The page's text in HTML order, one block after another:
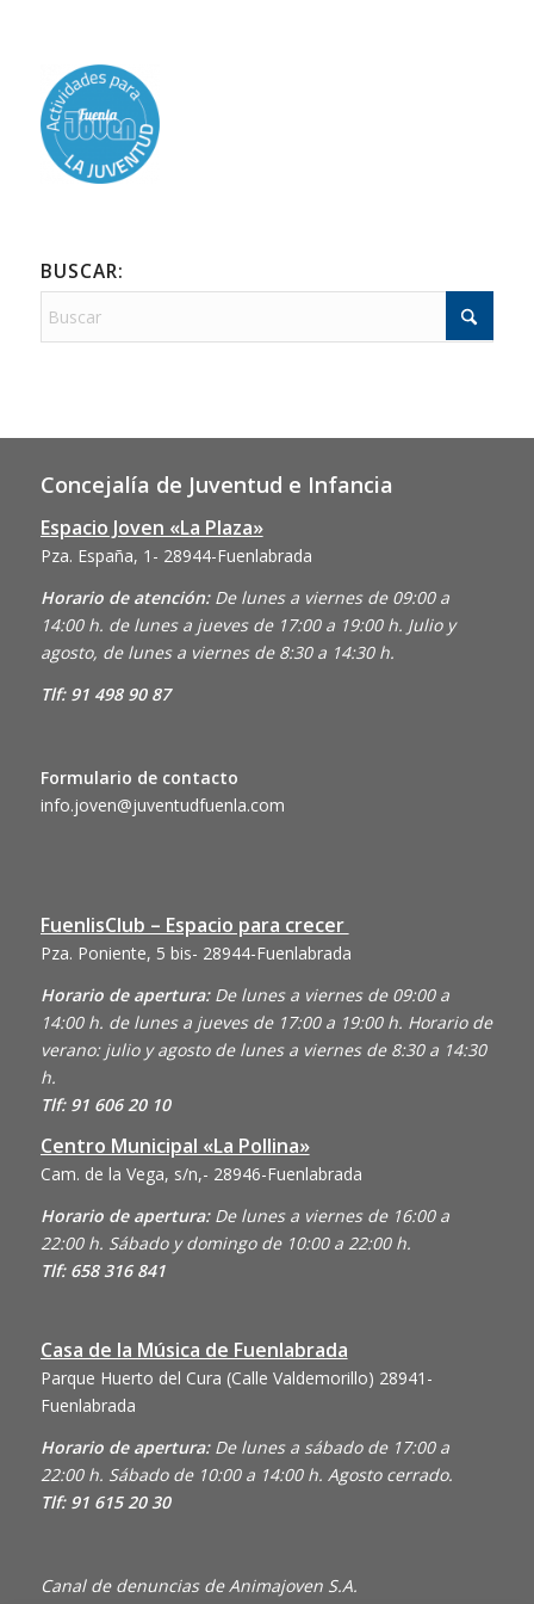
BUSCAR:
Concejalía de Juventud e Infancia
Espacio Joven «La Plaza»
Pza. España, 1- 28944-Fuenlabrada
Horario de atención: De lunes a viernes de 09:00 a
14:00 h. de lunes a jueves de 17:00 a 19:00 h. Julio y
agosto, de lunes a viernes de 8:30 a 14:30 h.
Tlf: 91 498 90 87
Formulario de contacto
info.joven@juventudfuenla.com
FuenlisClub – Espacio para crecer
Pza. Poniente, 5 bis- 28944-Fuenlabrada
Horario de apertura:De lunes a viernes de 09:00 a
14:00 h. de lunes a jueves de 17:00 a 19:00 h. Horario de
verano: julio y agosto de lunes a viernes de 8:30 a 14:30
h.
Tlf: 91 606 20 10
Centro Municipal «La Pollina»
Cam. de la Vega, s/n,- 28946-Fuenlabrada
Horario de apertura: De lunes a viernes de 16:00 a
22:00 h. Sábado y domingo de 10:00 a 22:00 h.
Tlf: 658 316 841
Casa de la Música de Fuenlabrada
Parque Huerto del Cura (Calle Valdemorillo) 28941-
Fuenlabrada
Horario de apertura: De lunes a sábado de 17:00 a
22:00 h. Sábado de 10:00 a 14:00 h. Agosto cerrado.
Tlf: 91 615 20 30
Canal de denuncias de Animajoven S.A.